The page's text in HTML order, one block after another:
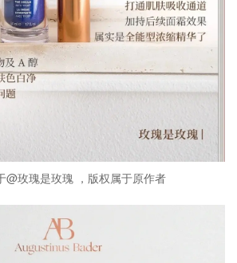
@玫瑰是玫瑰 ，版权属于原作者